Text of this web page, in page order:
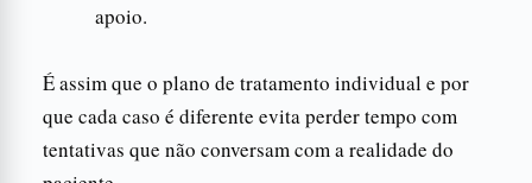
apoio.
É assim que o plano de tratamento individual e por
que cada caso é diferente evita perder tempo com
tentativas que não conversam com a realidade do